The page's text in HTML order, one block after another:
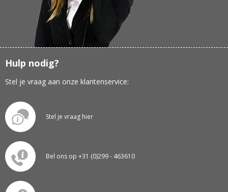
Hulp nodig?
Stel je vraag aan onze klantenservice:
Stel je vraag hier
Bel ons op +31 (0)299 - 463610